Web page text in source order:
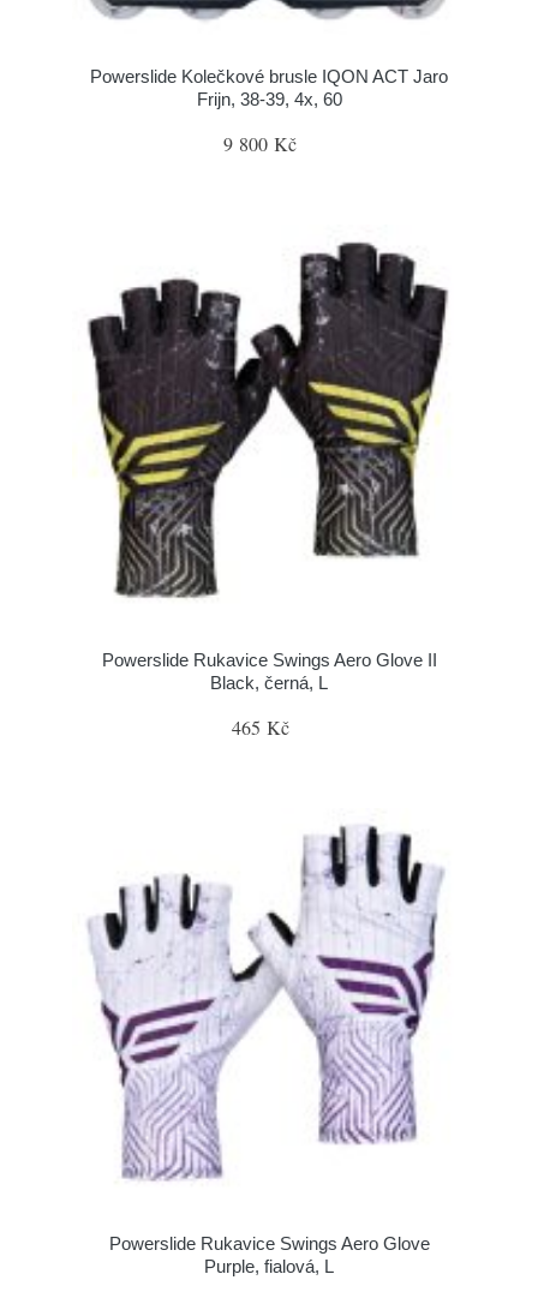
Powerslide Kolečkové brusle IQON ACT Jaro
Frijn, 38-39, 4x, 60
9 800 Kč
Powerslide Rukavice Swings Aero Glove II
Black, černá, L
465 Kč
Powerslide Rukavice Swings Aero Glove
Purple, fialová, L